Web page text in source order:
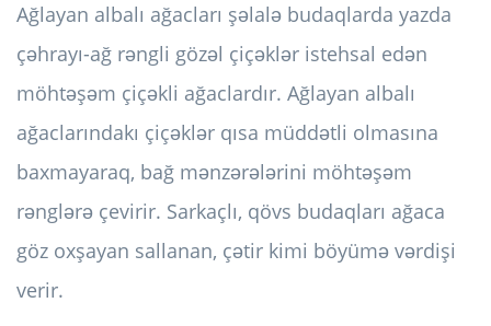
Ağlayan albalı ağacları şəlalə budaqlarda yazda
çəhrayı-ağ rəngli gözəl çiçəklər istehsal edən
möhtəşəm çiçəkli ağaclardır. Ağlayan albalı
ağaclarındakı çiçəklər qısa müddətli olmasına
baxmayaraq, bağ mənzərələrini möhtəşəm
rənglərə çevirir. Sarkaçlı, qövs budaqları ağaca
göz oxşayan sallanan, çətir kimi böyümə vərdişi
verir.